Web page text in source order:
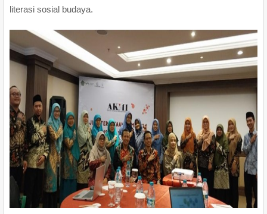
literasi sosial budaya.